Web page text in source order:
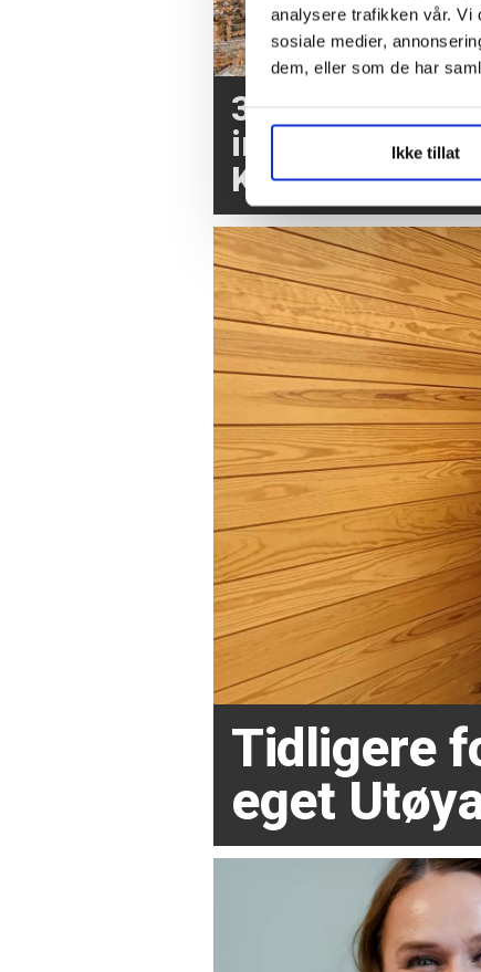
analysere trafikken vår. Vi
sosiale medier,
dem, eller som de har
Ikke tillat
3,7 millioner
inn etter
Krokstadelva
Tidligere
eget